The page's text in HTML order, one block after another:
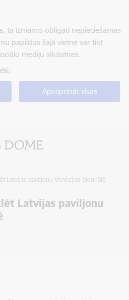
tā izmanto obligāti nepieciešamās
papildus šajā vietnē var tikt
mediju sīkdatnes.
Apstiprināt visas
Latvijas paviljonu Venēcijas biennālē
Latvijas paviljonu